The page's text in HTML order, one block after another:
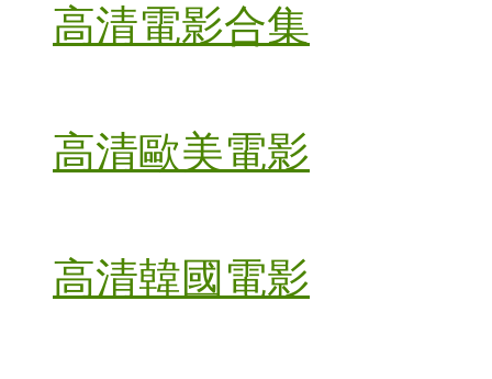
高清電影合集
高清歐美電影
高清韓國電影